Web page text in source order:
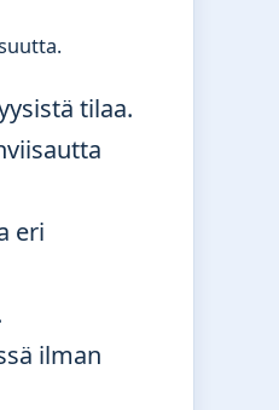
tilaa.
eri
ilman